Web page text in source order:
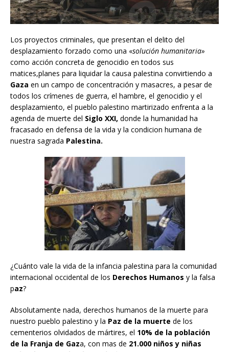
Los proyectos criminales, que presentan el delito del
desplazamiento forzado como una «solución humanitaria»
como acción concreta de genocidio en todos sus
matices,planes para liquidar la causa palestina convirtiendo a
Gaza en un campo de concentración y masacres, a pesar de
todos los crímenes de guerra, el hambre, el genocidio y el
desplazamiento, el pueblo palestino martirizado enfrenta a la
agenda de muerte del Siglo XXI, donde la humanidad ha
fracasado en defensa de la vida y la condicion humana de
nuestra sagrada Palestina.
¿Cuánto vale la vida de la infancia palestina para la comunidad
internacional occidental de los Derechos Humanos y la falsa
paz?
Absolutamente nada, derechos humanos de la muerte para
nuestro pueblo palestino y la Paz de la muerte de los
cementerios olvidados de mártires, el 10% de la población
de la Franja de Gaza, con mas de 21.000 niños y niñas